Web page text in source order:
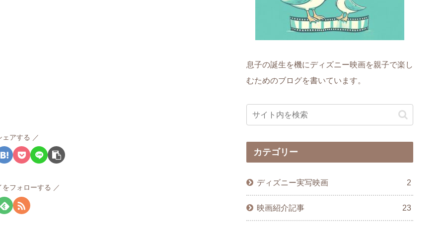
ェアする
をフォローする
息子の誕生を機にディズニー映画を親子で楽し
むためのブログを書いています。
カテゴリー
ディズニー実写映画 2
映画紹介記事 23